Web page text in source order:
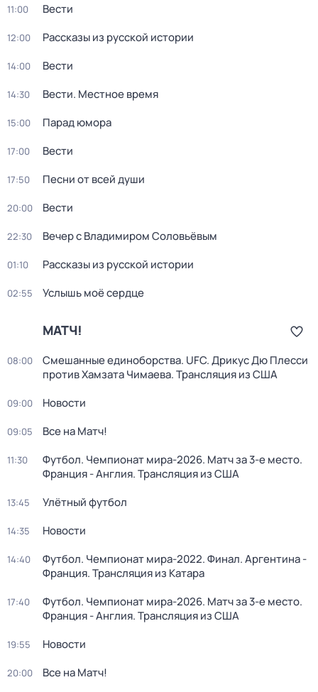
11:00 Вести
12:00 Рассказы из русской истории
14:00 Вести
14:30 Вести. Местное время
15:00 Парад юмора
17:00 Вести
17:50 Песни от всей души
20:00 Вести
22:30 Вечер с Владимиром Соловьёвым
01:10 Рассказы из русской истории
02:55 Услышь моё сердце
МАТЧ!
08:00
Смешанные единоборства. UFC. Дрикус Дю Плесси
против Хамзата Чимаева. Трансляция из США
09:00 Новости
09:05 Все на Матч!
11:30
Футбол. Чемпионат мира-2026. Матч за 3-е место.
Франция - Англия. Трансляция из США
13:45 Улётный футбол
14:35 Новости
14:40
Футбол. Чемпионат мира-2022. Финал. Аргентина -
Франция. Трансляция из Катара
17:40
Футбол. Чемпионат мира-2026. Матч за 3-е место.
Франция - Англия. Трансляция из США
19:55 Новости
20:00 Все на Матч!